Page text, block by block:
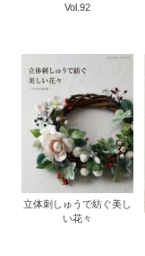
Vol.92
立体刺しゅうで紡ぐ美し
い花々